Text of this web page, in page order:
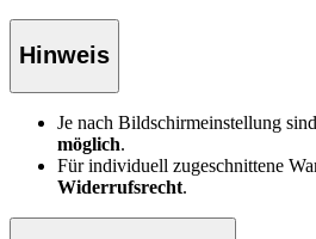
Hinweis
Je nach Bildschirmeinstellung sind
möglich.
Für individuell zugeschnittene
Widerrufsrecht.